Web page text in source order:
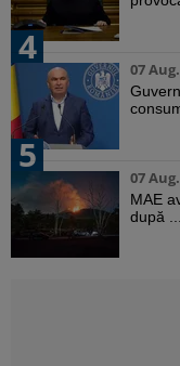
4
07
5
07
MAE
după ...